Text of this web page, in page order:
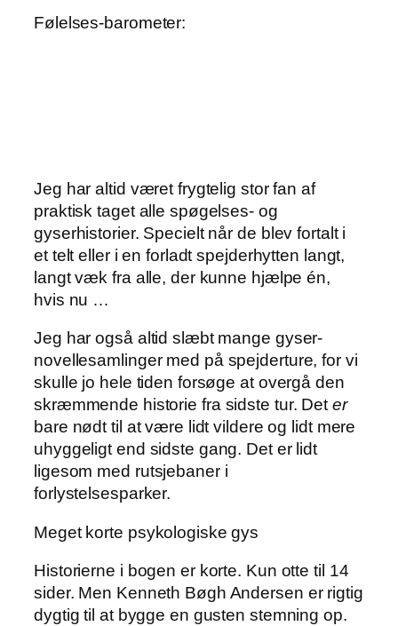
Følelses-barometer:
Jeg har altid været frygtelig stor fan af
praktisk taget alle spøgelses- og
gyserhistorier. Specielt når de blev fortalt i
et telt eller i en forladt spejderhytten langt,
langt væk fra alle, der kunne hjælpe én,
hvis nu …
Jeg har også altid slæbt mange gyser-
novellesamlinger med på spejderture, for vi
skulle jo hele tiden forsøge at overgå den
skræmmende historie fra sidste tur. Deter
bare nødt til at være lidt vildere og lidt mere
uhyggeligt end sidste gang. Det er lidt
ligesom med rutsjebaner i
forlystelsesparker.
Meget korte psykologiske gys
Historierne i bogen er korte. Kun otte til 14
sider. Men Kenneth Bøgh Andersen er rigtig
dygtig til at bygge en gusten stemning op.